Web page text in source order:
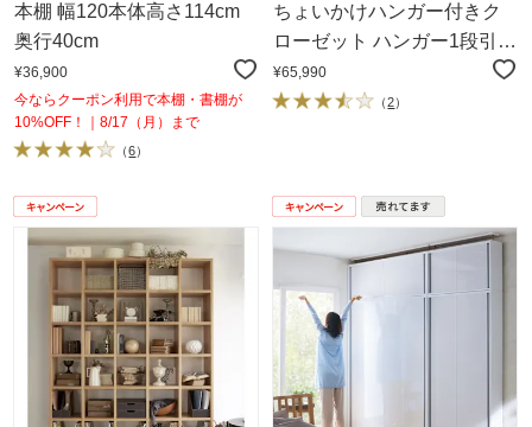
本棚 幅120本体高さ114cm
奥行40cm
¥36,900
今ならクーポン利用で本棚・書棚が
10%OFF！｜8/17（月）まで
（6）
ちょいかけハンガー付きク
ローゼット ハンガー1段引き
出し2杯 幅60cm
¥65,990
（2）